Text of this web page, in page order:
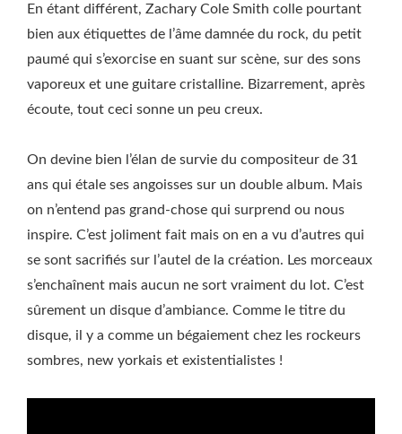
En étant différent, Zachary Cole Smith colle pourtant
bien aux étiquettes de l’âme damnée du rock, du petit
paumé qui s’exorcise en suant sur scène, sur des sons
vaporeux et une guitare cristalline. Bizarrement, après
écoute, tout ceci sonne un peu creux.
On devine bien l’élan de survie du compositeur de 31
ans qui étale ses angoisses sur un double album. Mais
on n’entend pas grand-chose qui surprend ou nous
inspire. C’est joliment fait mais on en a vu d’autres qui
se sont sacrifiés sur l’autel de la création. Les morceaux
s’enchaînent mais aucun ne sort vraiment du lot. C’est
sûrement un disque d’ambiance. Comme le titre du
disque, il y a comme un bégaiement chez les rockeurs
sombres, new yorkais et existentialistes !